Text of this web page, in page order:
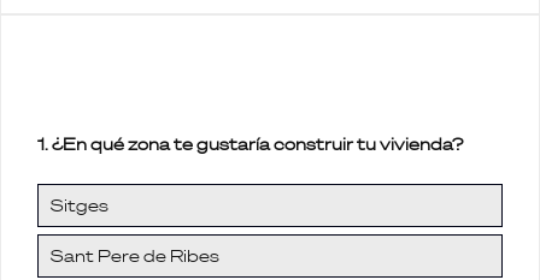
1. ¿En qué zona te gustaría construir tu vivienda?
Sitges
Sant Pere de Ribes